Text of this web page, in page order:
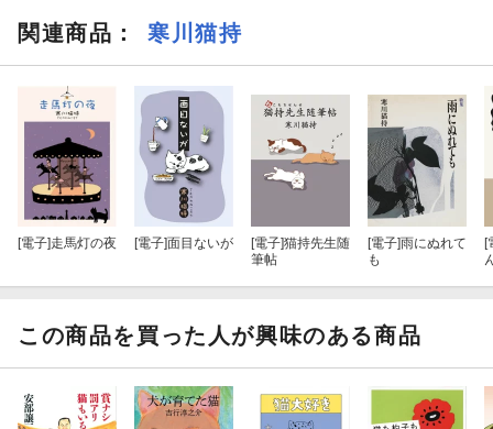
関連商品 ： 寒川猫持
[電子]走馬灯の夜 [電子]面目ないが [電子]猫持先生随
筆帖
[電子]雨にぬれて
も
[
この商品を買った人が興味のある商品